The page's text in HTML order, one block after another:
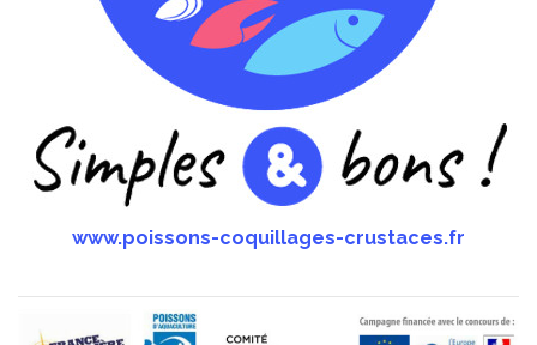
www.poissons-coquillages-crustaces.fr